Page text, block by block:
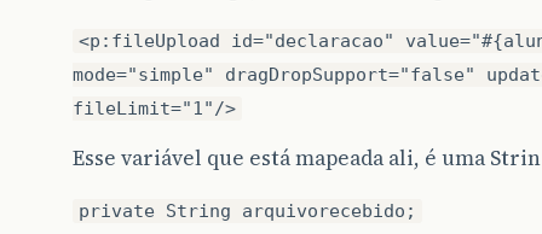
<p:fileUpload id="declaracao"
mode="simple" dragDropSupport="false"
fileLimit="1"/>
Esse variável que está mapeada ali, é uma
private String arquivorecebido;